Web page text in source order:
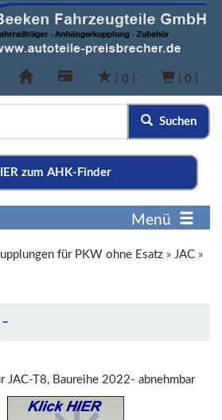
( 0 ) ( 0 )
Suchen
zum AHK-Finder
Menü
für PKW ohne Esatz » JAC »
JAC-T8, Baureihe 2022- abnehmbar